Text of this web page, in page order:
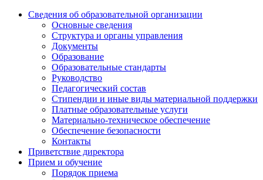
Сведения об образовательной организации
Основные сведения
Структура и органы управления
Документы
Образование
Образовательные стандарты
Руководство
Педагогический состав
Стипендии и иные виды материальной поддержки
Платные образовательные услуги
Материально-техническое обеспечение
Обеспечение безопасности
Контакты
Приветствие директора
Прием и обучение
Порядок приема